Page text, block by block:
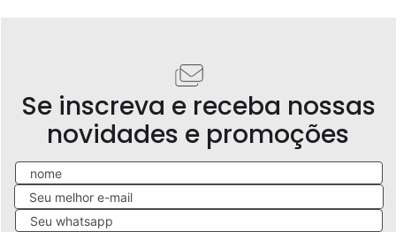
Se inscreva e receba nossas
novidades e promoções